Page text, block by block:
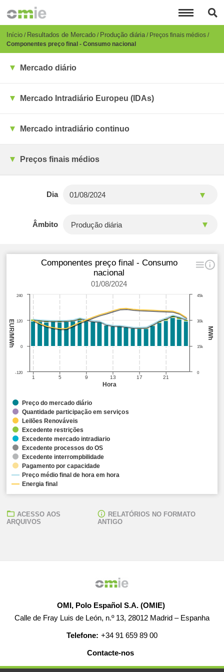
para
conteúdo
principal
Breadcrumb
Início Resultados de Mercado Produção diária Preços finais médios
Componentes preço final - Consumo nacional
Mercado diário
Mercado Intradiário Europeu (IDAs)
Mercado intradiário continuo
Preços finais médios
Dia
Âmbito
Hora
MWh
EUR/MWh
Componentes preço final - Consumo
nacional
01/08/2024
1 5 9 13 17 21
0
30k
15k
45k
0
120
-120
240
Preço do mercado diário
Quantidade participação em serviços
Leilões Renováveis
Excedente restrições
Excedente mercado intradiario
Excedente processos do OS
Excedente interrompbilidade
Pagamento por capacidade
Preço médio final de hora em hora
Energia final
ACESSO AOS
ARQUIVOS
RELATÓRIOS NO FORMATO
ANTIGO
OMI, Polo Español S.A. (OMIE)
Calle de Fray Luis de León, n.º 13, 28012 Madrid – Espanha
Telefone: +34 91 659 89 00
Contacte-nos